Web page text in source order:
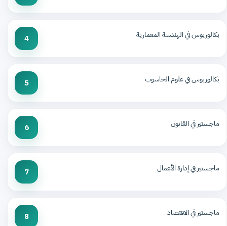
بكالوريوس في الهندسة المعمارية 4
بكالوريوس في علوم الحاسوب 5
ماجستير في القانون 6
ماجستير في إدارة الأعمال 7
ماجستير في الاقتصاد 8